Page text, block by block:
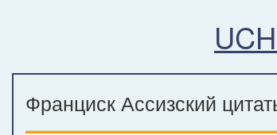
Франциск Ассизский